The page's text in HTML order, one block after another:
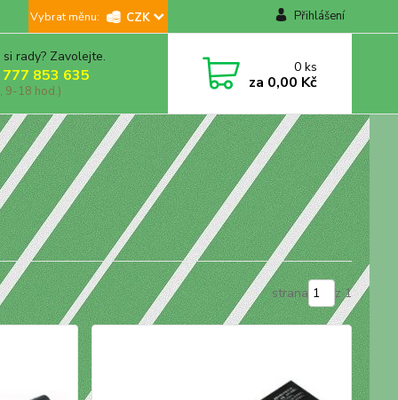
CZK Přihlášení
rady? Zavolejte.
853 635
9-18 hod.)
0ks
za 0,00 Kč
strana z 1